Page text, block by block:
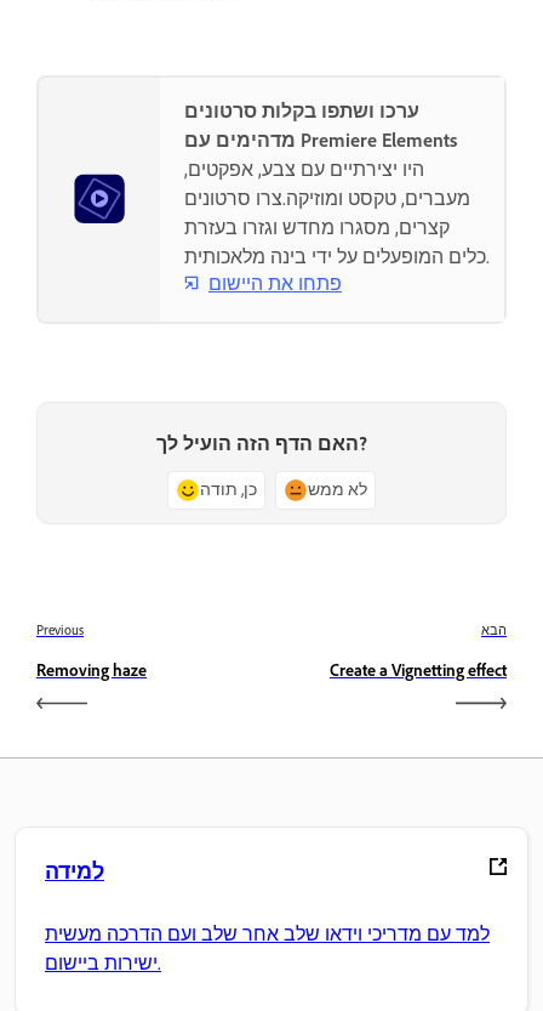
ערכו ושתפו בקלות סרטונים
מדהימים עם Premiere Elements
היו יצירתיים עם צבע, אפקטים,
מעברים, טקסט ומוזיקה.צרו סרטונים
קצרים, מסגרו מחדש וגזרו בעזרת
כלים המופעלים על ידי בינה מלאכותית.
פתחו את היישום
האם הדף הזה הועיל לך?
כן, תודה לא ממש
Previous
Removing haze
הבא
Create a Vignetting effect
למידה
למד עם מדריכי וידאו שלב אחר שלב ועם הדרכה מעשית
ישירות ביישום.